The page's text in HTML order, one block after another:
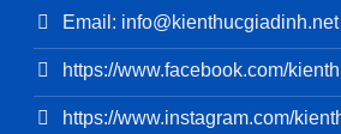
Email: info@kienthucgiadinh.net
https://www.facebook.com/
https://www.instagram.com/